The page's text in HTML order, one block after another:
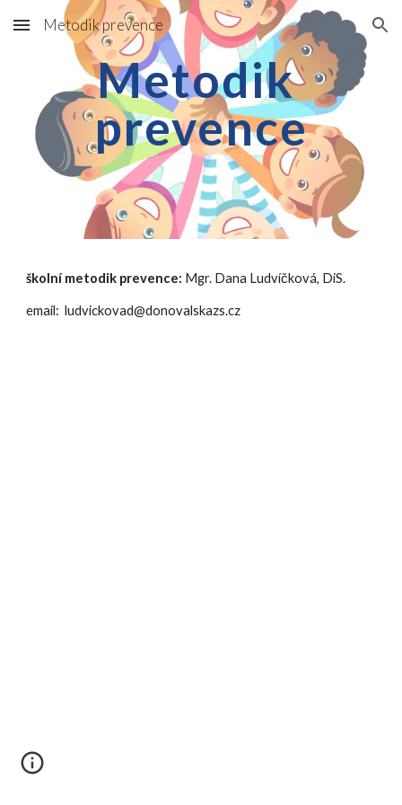
Skip to main content Skip to navigation
Metodik prevence
Metodik
prevence
školní metodik prevence: Mgr. Dana Ludvíčková, DiS.
email:  ludvickovad@donovalskazs.cz